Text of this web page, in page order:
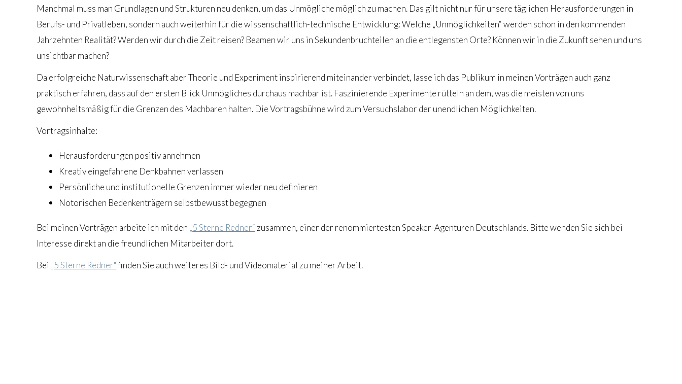
Manchmal muss man Grundlagen und Strukturen neu denken, um das Unmögliche möglich zu machen. Das gilt nicht nur für unsere täglichen Herausforderungen in
Berufs- und Privatleben, sondern auch weiterhin für die wissenschaftlich-technische Entwicklung: Welche „Unmöglichkeiten“ werden schon in den kommenden
Jahrzehnten Realität? Werden wir durch die Zeit reisen? Beamen wir uns in Sekundenbruchteilen an die entlegensten Orte? Können wir in die Zukunft sehen und uns
unsichtbar machen?
Da erfolgreiche Naturwissenschaft aber Theorie und Experiment inspirierend miteinander verbindet, lasse ich das Publikum in meinen Vorträgen auch ganz
praktisch erfahren, dass auf den ersten Blick Unmögliches durchaus machbar ist. Faszinierende Experimente rütteln an dem, was die meisten von uns
gewohnheitsmäßig für die Grenzen des Machbaren halten. Die Vortragsbühne wird zum Versuchslabor der unendlichen Möglichkeiten.
Vortragsinhalte:
Herausforderungen positiv annehmen
Kreativ eingefahrene Denkbahnen verlassen
Persönliche und institutionelle Grenzen immer wieder neu definieren
Notorischen Bedenkenträgern selbstbewusst begegnen
Bei meinen Vorträgen arbeite ich mit den „5 Sterne Redner“ zusammen, einer der renommiertesten Speaker-Agenturen Deutschlands. Bitte wenden Sie sich bei
Interesse direkt an die freundlichen Mitarbeiter dort.
Bei „5 Sterne Redner"finden Sie auch weiteres Bild- und Videomaterial zu meiner Arbeit.